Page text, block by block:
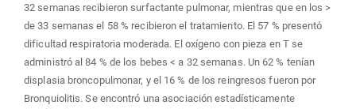
32 semanas recibieron surfactante pulmonar, mientras que en los >
de 33 semanas el 58 % recibieron el tratamiento. El 57 % presentó
dificultad respiratoria moderada. El oxígeno con pieza en T se
administró al 84 % de los bebes < a 32 semanas. Un 62 % tenían
displasia broncopulmonar, y el 16 % de los reingresos fueron por
Bronquiolitis. Se encontró una asociación estadísticamente